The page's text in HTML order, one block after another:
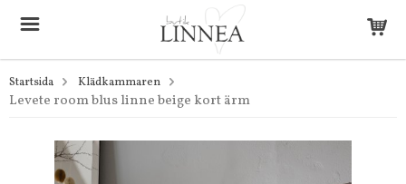
Startsida Klädkammaren
Levete room blus linne beige kort ärm